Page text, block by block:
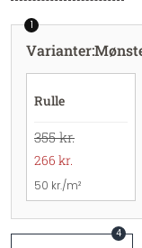
1
Varianter:
Rulle
355 kr.
266 kr.
50 kr./m²
4